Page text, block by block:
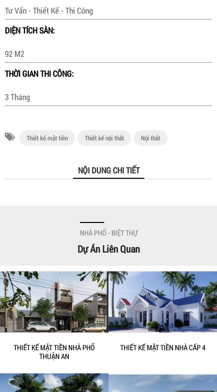
Tư Vấn - Thiết Kế - Thi Công
DIỆN TÍCH SÀN:
92 M2
THỜI GIAN THI CÔNG:
3 Tháng
Thiết kế mặt tiền Thiết kế nội thất Nội thất
NỘI DUNG CHI TIẾT
NHÀ PHỐ - BIỆT THỰ
Dự Án Liên Quan
THIẾT KẾ MẶT TIỀN NHÀ PHỐ
THUẬN AN
THIẾT KẾ MẶT TIỀN NHÀ CẤP 4